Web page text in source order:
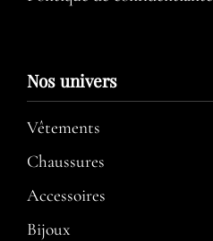
Nos univers
Vêtements
Chaussures
Accessoires
Bijoux